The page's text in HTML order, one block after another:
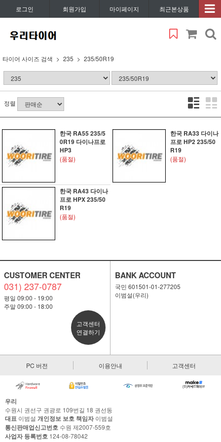
로그인 회원가입 마이페이지 최근본상품
타이어 사이즈 검색 235 235/50R19
정렬
한국 RA55 235/5
0R19 다이나프로
HP3
(품절)
한국 RA33 다이나
프로 HP2 235/50
R19
(품절)
한국 RA43 다이나
프로 HPX 235/50
R19
(품절)
CUSTOMER CENTER
031) 237-0787
평일 09:00 - 19:00
주말 09:00 - 18:00
고객센터
연결하기
BANK ACCOUNT
국민 601501-01-277205
이범설(우리)
PC 버전 이용안내 고객센터
우리
수원시 권선구 권광로 109번길 18 권선동
대표 이범설 개인정보 보호 책임자이범설
통신판매업신고번호 수원 제2007-559호
사업자 등록번호 124-08-78042